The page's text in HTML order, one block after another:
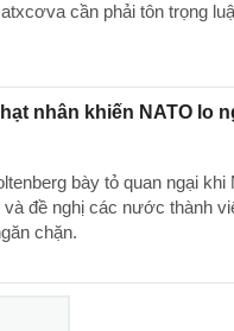
cần phải tôn trọng
nhân khiến NATO lo
bày tỏ quan ngại khi
và đề nghị các nước thành
chặn.